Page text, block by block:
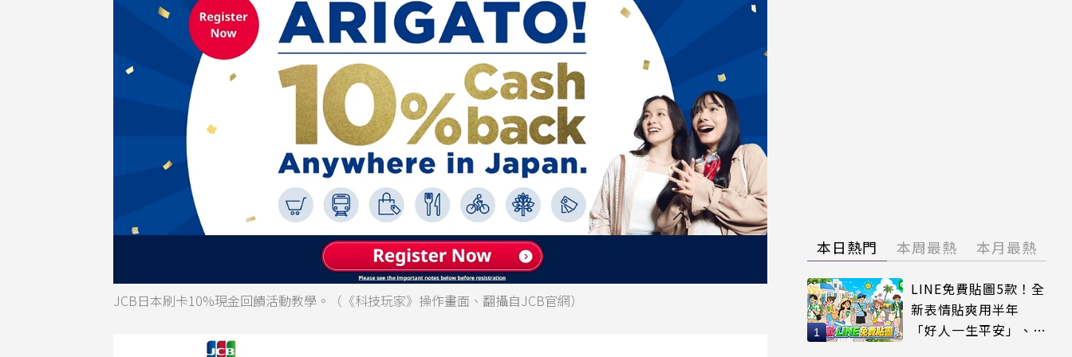
JCB日本刷卡10%現金回饋活動教學。（《科技玩家》操作畫面、翻攝自JCB官網）
本日熱門 本周最熱 本月最熱
LINE免費貼圖5款！全
新表情貼爽用半年
「好人一生平安」、